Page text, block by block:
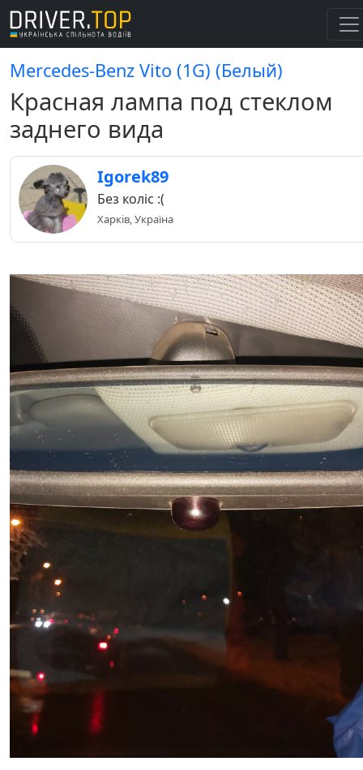
Mercedes-Benz Vito (1G) (Белый)
Красная лампа под стеклом
заднего вида
Igorek89
Без коліс :(
Харків, Україна